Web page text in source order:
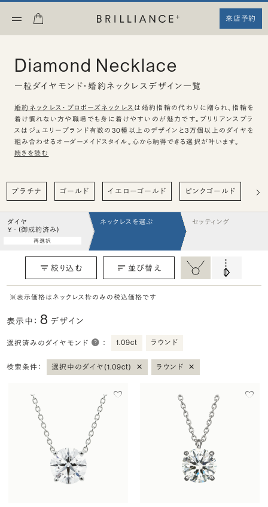
来店予約
Diamond Necklace
一粒ダイヤモンド・婚約ネックレスデザイン一覧
婚約ネックレス・プロポーズネックレス は婚約指輪の代わりに贈られ、指輪を
着け慣れない方や職場でも身に着けやすいのが魅力です。ブリリアンスプラ
スはジュエリーブランド有数の30種以上のデザインと3万個以上のダイヤを
組み合わせるオーダーメイドスタイル。心から納得できる選択が叶います。
続きを読む
プラチナ ゴールド イエローゴールド ピンクゴールド ハ
ダイヤ
¥ - (御成約済み)
再選択
ネックレスを選ぶ セッティング
絞り込む 並び替え
※表示価格はネックレス枠のみの税込価格です
表示中：8 デザイン
選択済みのダイヤモンド ： 1.09ct ラウンド
検索条件： 選択中のダイヤ(1.09ct) × ラウンド ×